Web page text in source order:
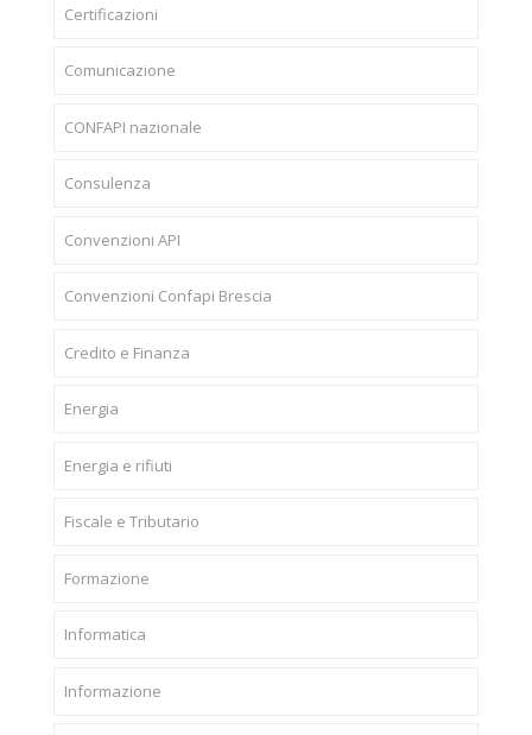
Certificazioni
Comunicazione
CONFAPI nazionale
Consulenza
Convenzioni API
Convenzioni Confapi Brescia
Credito e Finanza
Energia
Energia e rifiuti
Fiscale e Tributario
Formazione
Informatica
Informazione